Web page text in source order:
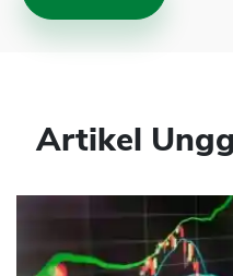
Artikel